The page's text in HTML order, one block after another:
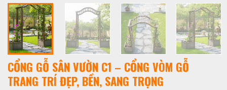
CỔNG GỖ SÂN VƯỜN C1 – CỔNG VÒM GỖ
TRANG TRÍ ĐẸP, BỀN, SANG TRỌNG